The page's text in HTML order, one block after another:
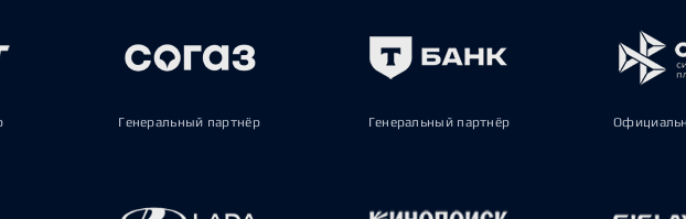
Генеральный партнёр Генеральный партнёр